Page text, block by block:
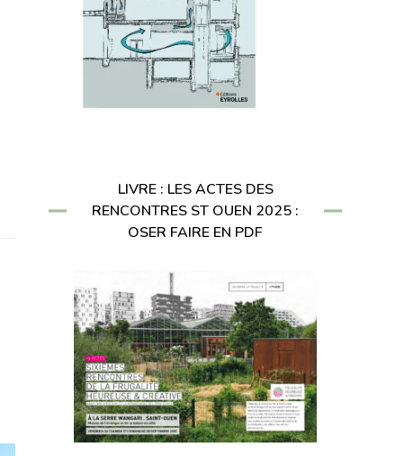
LIVRE : LES ACTES DES
RENCONTRES ST OUEN 2025 :
OSER FAIRE EN PDF